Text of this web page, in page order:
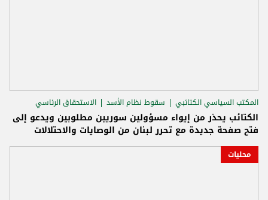
المكتب السياسي الكتائبي سقوط نظام الأسد الاستحقاق الرئاسي
الكتائب يحذر من إيواء مسؤولين سوريين مطلوبين ويدعو إلى
فتح صفحة جديدة مع تحرر لبنان من الوصايات والاحتلالات
محليات